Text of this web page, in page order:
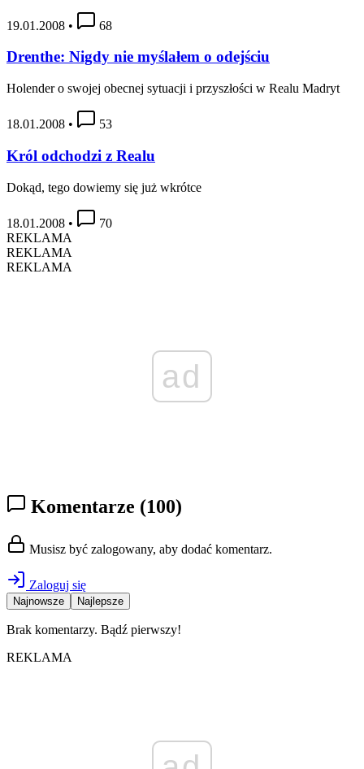
19.01.2008 • 68
Drenthe: Nigdy nie myślałem o odejściu
Holender o swojej obecnej sytuacji i przyszłości w Realu Madryt
18.01.2008 • 53
Król odchodzi z Realu
Dokąd, tego dowiemy się już wkrótce
18.01.2008 •
70
REKLAMA
REKLAMA
REKLAMA
ad
Komentarze (100)
Musisz być zalogowany, aby dodać komentarz.
Zaloguj się
Najnowsze Najlepsze
Brak komentarzy. Bądź pierwszy!
REKLAMA